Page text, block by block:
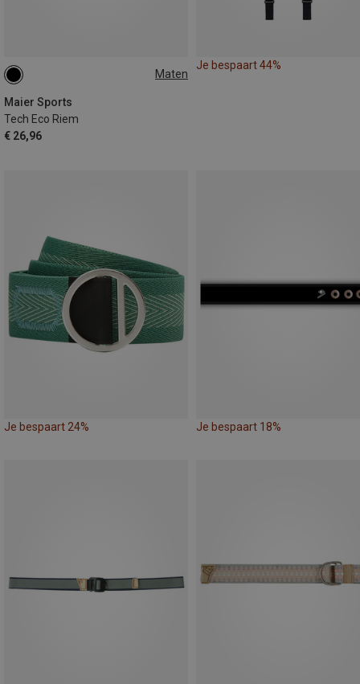
Maten
Maier Sports
Tech Eco Riem
€ 26,96
110
Je bespaart 44%
Je bespaart 24% Je bespaart 18%